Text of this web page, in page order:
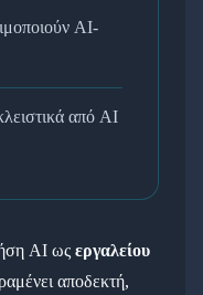
AI-
από AI
AI ως εργαλείου
αποδεκτή,